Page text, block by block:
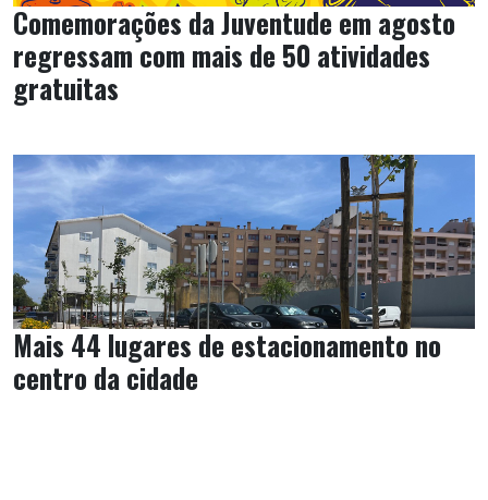
Comemorações da Juventude em agosto
regressam com mais de 50 atividades
gratuitas
Mais 44 lugares de estacionamento no
centro da cidade